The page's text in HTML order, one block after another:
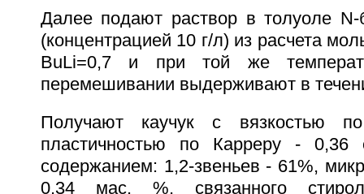
Далее подают раствор в толуоле N-
(концентрацией 10 г/л) из расчета
BuLi=0,7 и при той же
перемешивании выдерживают в
Получают каучук с вязкостью
пластичностью по Карреру -
содержанием: 1,2-звеньев - 61%,
0,34 мас. %, связанного